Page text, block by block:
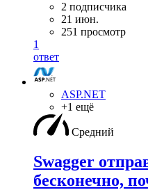
2 подписчика
21 июн.
251 просмотр
1
ответ
ASP.NET
+1 ещё
Средний
Swagger
бесконечно,